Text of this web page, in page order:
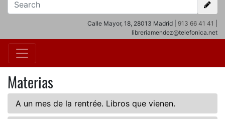
Calle Mayor, 18, 28013 Madrid | 913 66 41 41
libreriamendez@telefonica.net
Materias
A un mes de la rentrée. Libros que vienen.